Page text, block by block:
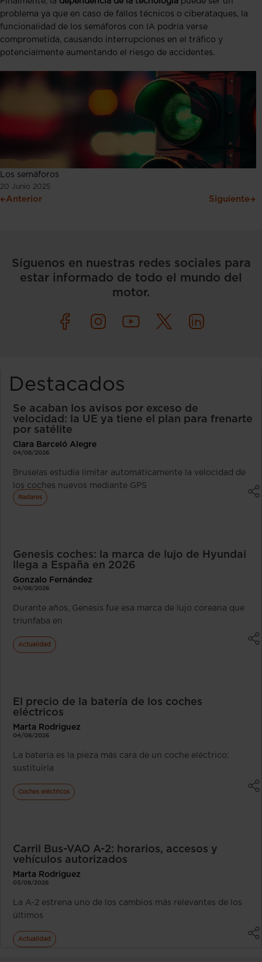
problema ya que en caso de fallos técnicos o ciberataques, la
funcionalidad de los semáforos con IA podría verse
comprometida, causando interrupciones en el tráfico y
potencialmente aumentando el riesgo de accidentes.
Los semáforos
20 Junio 2025
Anterior Siguiente
Síguenos en nuestras redes sociales para
estar informado de todo el mundo del
motor.
Destacados
Se acaban los avisos por exceso de
velocidad: la UE ya tiene el plan para frenarte
por satélite
Clara Barceló Alegre
04/08/2026
Bruselas estudia limitar automáticamente la velocidad de
los coches nuevos mediante GPS
Radares
Genesis coches: la marca de lujo de Hyundai
llega a España en 2026
Gonzalo Fernández
04/08/2026
Durante años, Genesis fue esa marca de lujo coreana que
triunfaba en
Actualidad
El precio de la batería de los coches
eléctricos
Marta Rodriguez
04/08/2026
La batería es la pieza más cara de un coche eléctrico:
sustituirla
Coches eléctricos
Carril Bus-VAO A-2: horarios, accesos y
vehículos autorizados
Marta Rodriguez
03/08/2026
La A-2 estrena uno de los cambios más relevantes de los
últimos
Actualidad